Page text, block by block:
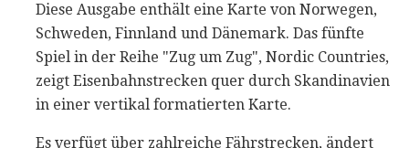
Diese Ausgabe enthält eine Karte von Norwegen,
Schweden, Finnland und Dänemark. Das fünfte
Spiel in der Reihe "Zug um Zug", Nordic Countries,
zeigt Eisenbahnstrecken quer durch Skandinavien
in einer vertikal formatierten Karte.
Es verfügt über zahlreiche Fährstrecken, ändert